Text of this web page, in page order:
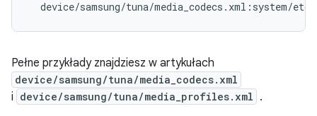
Pełne przykłady znajdziesz w artykułach
device/samsung/tuna/media_codecs.xml
i device/samsung/tuna/media_profiles.xml .